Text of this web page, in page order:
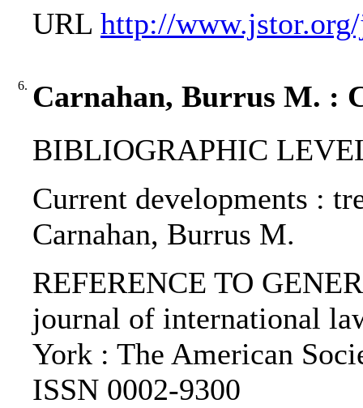
URL http://
6. Carnahan, Burrus M. :
BIBLIOGRAPHIC
Current developments :
Carnahan, Burrus M.
REFERENCE TO
journal of international
York : The American
ISSN 0002-9300